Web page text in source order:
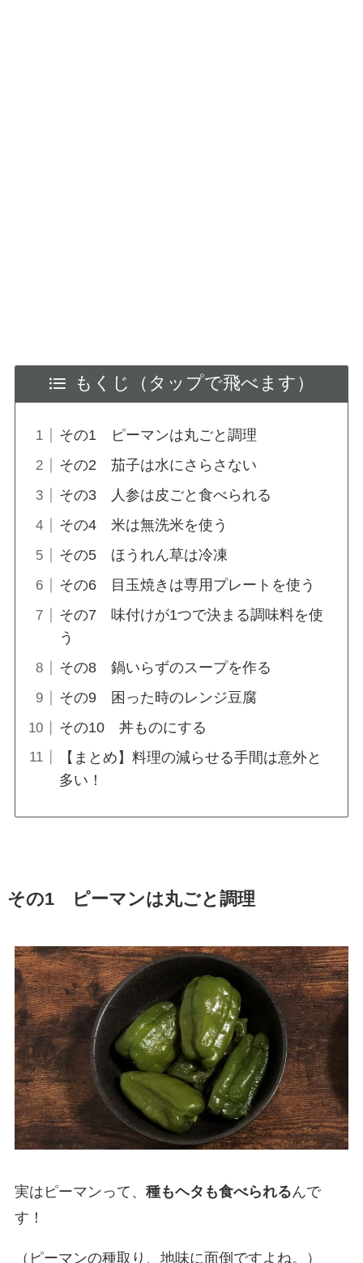
もくじ（タップで飛べます）
その1 ピーマンは丸ごと調理
その2 茄子は水にさらさない
その3 人参は皮ごと食べられる
その4 米は無洗米を使う
その5 ほうれん草は冷凍
その6 目玉焼きは専用プレートを使う
その7 味付けが1つで決まる調味料を使
う
その8 鍋いらずのスープを作る
その9 困った時のレンジ豆腐
その10 丼ものにする
【まとめ】料理の減らせる手間は意外と
多い！
その1 ピーマンは丸ごと調理
実はピーマンって、 種もヘタも食べられるんで
す！
（ピーマンの種取り、地味に面倒ですよね。）